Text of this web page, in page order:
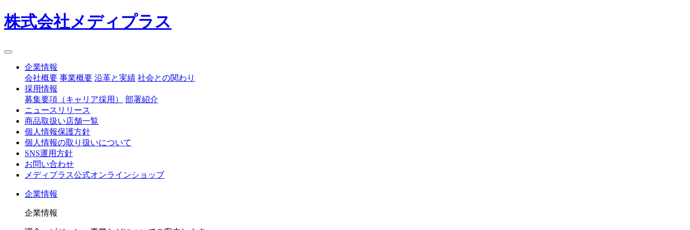
株式会社メディプラス
企業情報
会社概要 事業概要 沿革と実績 社会との関わり
採用情報
募集要項（キャリア採用）
部署紹介
ニュースリリース
商品取扱い店舗一覧
個人情報保護方針
個人情報の取り扱いについて
SNS運用方針
お問い合わせ
メディプラス公式オンラインショップ
企業情報
企業情報